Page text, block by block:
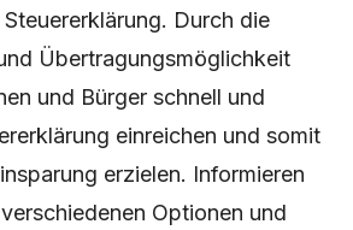
Durch die
Übertragungsmöglichkeit
und Bürger schnell und
einreichen und somit
erzielen. Informieren
Optionen und